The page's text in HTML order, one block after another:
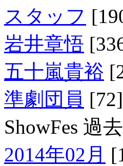
スタッフ
岩井章悟
五十嵐貴裕
準劇団員 [72]
ShowFes 過
2014年02月